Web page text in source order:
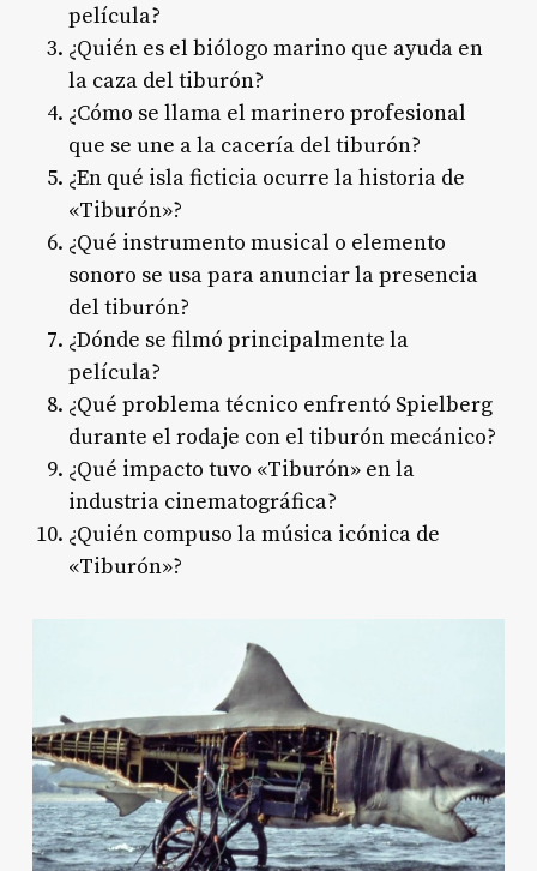
película?
¿Quién es el biólogo marino que ayuda en
la caza del tiburón?
¿Cómo se llama el marinero profesional
que se une a la cacería del tiburón?
¿En qué isla ficticia ocurre la historia de
«Tiburón»?
¿Qué instrumento musical o elemento
sonoro se usa para anunciar la presencia
del tiburón?
¿Dónde se filmó principalmente la
película?
¿Qué problema técnico enfrentó Spielberg
durante el rodaje con el tiburón mecánico?
¿Qué impacto tuvo «Tiburón» en la
industria cinematográfica?
¿Quién compuso la música icónica de
«Tiburón»?